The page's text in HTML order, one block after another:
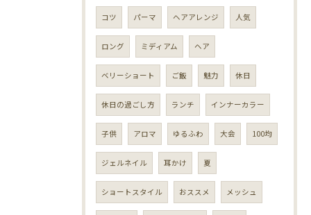
コツ パーマ ヘアアレンジ 人気
ロング ミディアム ヘア
ベリーショート ご飯 魅力 休日
休日の過ごし方 ランチ インナーカラー
子供 アロマ ゆるふわ 大会 100均
ジェルネイル 耳かけ 夏
ショートスタイル おススメ メッシュ